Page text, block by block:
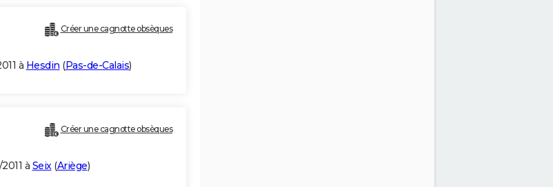
Créer une cagnotte obsèques
à Hesdin (Pas-de-Calais)
Créer une cagnotte obsèques
à Seix(Ariège)